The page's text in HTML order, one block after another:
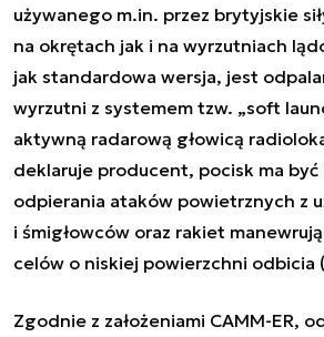
używanego m.in. przez brytyjskie
na okrętach jak i na wyrzutniach
jak standardowa wersja, jest
wyrzutni z systemem tzw. „soft
aktywną radarową głowicą
deklaruje producent, pocisk ma
odpierania ataków powietrznych z
i śmigłowców oraz rakiet
celów o niskiej powierzchni odbicia
Zgodnie z założeniami CAMM-ER,